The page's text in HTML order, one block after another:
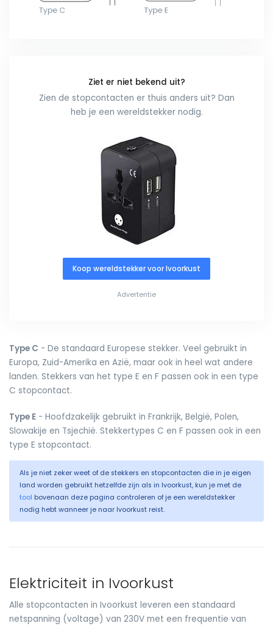
Ziet er niet bekend uit?
Zien de stopcontacten er thuis anders uit? Dan
heb je een wereldstekker nodig.
Koop wereldstekker voor Ivoorkust
Advertentie
Type C - De standaard Europese stekker. Veel gebruikt in
Europa, Zuid-Amerika en Azië, maar ook in heel wat andere
landen. Stekkers van het type E en F passen ook in een type
C stopcontact.
Type E - Hoofdzakelijk gebruikt in Frankrijk, België, Polen,
Slowakije en Tsjechië. Stekkertypes C en F passen ook in een
type E stopcontact.
Als je niet zeker weet of de stekkers en stopcontacten die in je eigen
land worden gebruikt hetzelfde zijn als in Ivoorkust, kun je met de
tool bovenaan deze pagina controleren of je een wereldstekker
nodig hebt wanneer je naar Ivoorkust reist.
Elektriciteit in Ivoorkust
Alle stopcontacten in Ivoorkust leveren een standaard
netspanning (voltage) van 230V met een frequentie van